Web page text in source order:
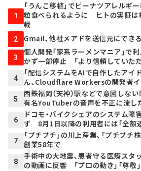
1
「うんこ移植」でピーナツアレルギ
粒食べられるように ヒトの実証
載
2 Gmail、他社メアドを送信元にでき
3
個人開発「家系ラーメンマニア」
かず一部停止 「より信頼していた
4
「配信システムをAIで自作したアイ
ん、Cloudflare Workersの開発者
5
西鉄福岡（天神）駅などで意図しな
有名YouTuberの音声を不正に流し
6
ドコモ・バイクシェアのシステム障
ず 8月1日以降の利用者には「全額
7
「プチプチ」の川上産業、「プチプ
創業58年で
8
手術中の大地震、患者守る医療ス
の動画に反響 「プロの動き」「尊敬」